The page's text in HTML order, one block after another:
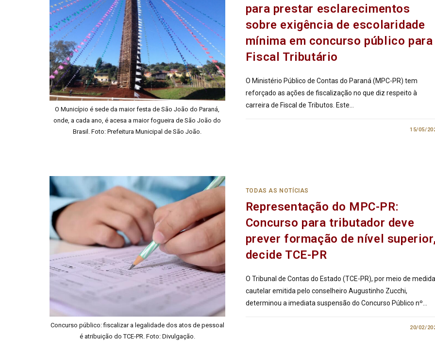
O Município é sede da maior festa de São João do Paraná,
onde, a cada ano, é acesa a maior fogueira de São João do
Brasil. Foto: Prefeitura Municipal de São João.
para prestar esclarecimentos
sobre exigência de escolaridade
mínima em concurso público para
Fiscal Tributário
O Ministério Público de Contas do Paraná (MPC-PR) tem
reforçado as ações de fiscalização no que diz respeito à
carreira de Fiscal de Tributos. Este…
15/05/
Concurso público: fiscalizar a legalidade dos atos de pessoal
é atribuição do TCE-PR. Foto: Divulgação.
TODAS AS NOTÍCIAS
Representação do MPC-PR:
Concurso para tributador deve
prever formação de nível
decide TCE-PR
O Tribunal de Contas do Estado (TCE-PR), por meio de medida
cautelar emitida pelo conselheiro Augustinho Zucchi,
determinou a imediata suspensão do Concurso Público nº…
20/02/